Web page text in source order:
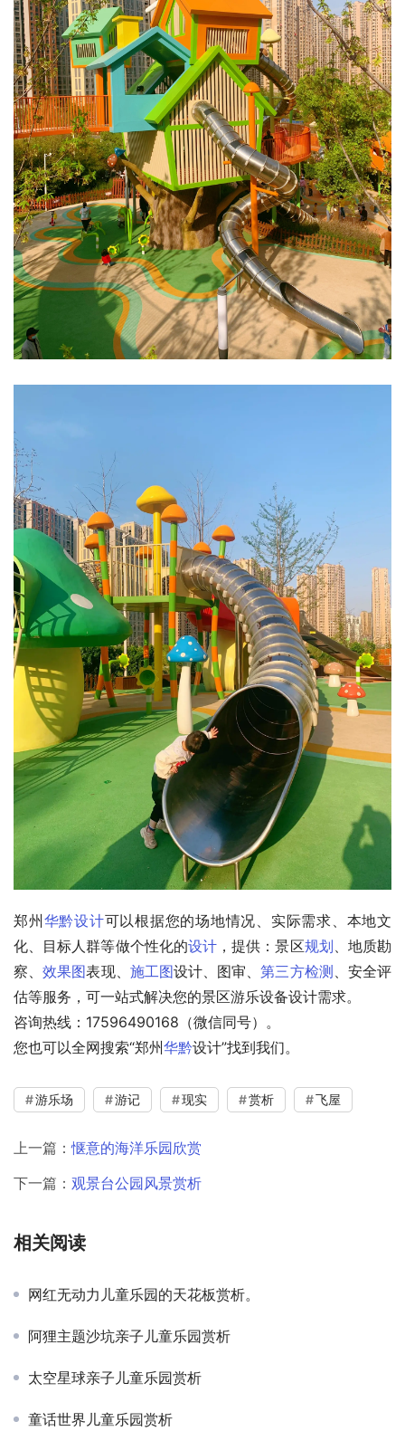
郑州华黔设计可以根据您的场地情况、实际需求、本地文
化、目标人群等做个性化的设计 ，提供：景区规划 、地质勘
察、效果图表现、 施工图设计、图审、第三方检测 、安全评
估等服务，可一站式解决您的景区游乐设备设计需求。
咨询热线：17596490168（微信同号）。
您也可以全网搜索“郑州华黔设计”找到我们。
游乐场 游记 现实 赏析 飞屋
上一篇：惬意的海洋乐园欣赏
下一篇： 观景台公园风景赏析
相关阅读
网红无动力儿童乐园的天花板赏析。
阿狸主题沙坑亲子儿童乐园赏析
太空星球亲子儿童乐园赏析
童话世界儿童乐园赏析